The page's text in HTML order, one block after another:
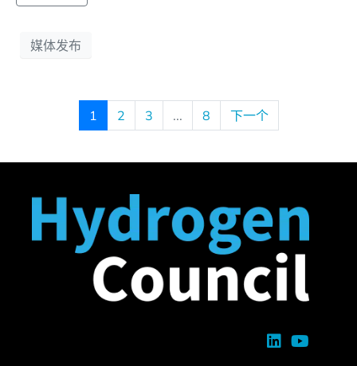
媒体发布
1 2 3 ... 8 下一个